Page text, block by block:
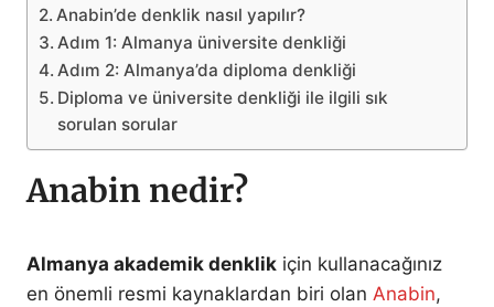
Anabin’de denklik nasıl yapılır?
Adım 1: Almanya üniversite denkliği
Adım 2: Almanya’da diploma denkliği
Diploma ve üniversite denkliği ile ilgili sık
sorulan sorular
Anabin nedir?
Almanya akademik denklik için kullanacağınız
en önemli resmi kaynaklardan biri olan Anabin,